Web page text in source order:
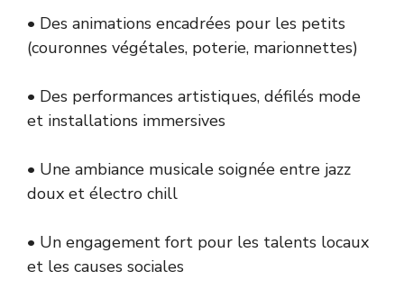
• Des animations encadrées pour les petits
(couronnes végétales, poterie, marionnettes)
• Des performances artistiques, défilés mode
et installations immersives
• Une ambiance musicale soignée entre jazz
doux et électro chill
• Un engagement fort pour les talents locaux
et les causes sociales